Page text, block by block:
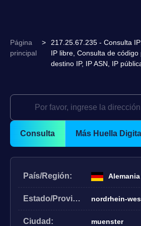
Página
principal
>
217.25.67.235 - Consulta
IP libre, Consulta de
destino IP, IP ASN, IP
Consulta Más Huella Digital
País/Región: Alemania
Estado/Provincia: nordrhein-
Ciudad: muenster